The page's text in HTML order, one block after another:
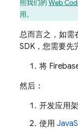
照我们的 Web
用。
总而言之，如需
SDK，您需要先
将
然后：
开发应用架
使用